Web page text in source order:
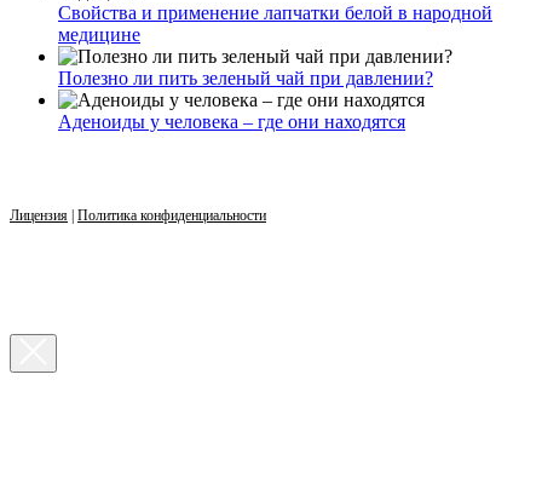
Свойства и применение лапчатки белой в народной
медицине
Полезно ли пить зеленый чай при давлении?
Аденоиды у человека – где они находятся
Лицензия | Политика конфиденциальности